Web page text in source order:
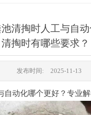
清掏时人工与自
掏时有哪些要求？
发布时间: 2025-11-13
自动化哪个更好？专业解